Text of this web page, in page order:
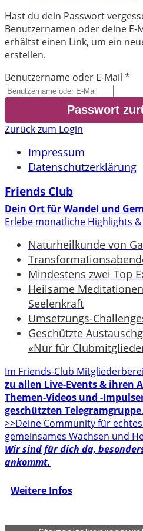
Hast du dein Passwort
Benutzernamen oder deine E-
erhältst einen Link, um ein
erstellen.
Benutzername oder E-Mail *
Zurück zum Login
Impressum
Datenschutzerklärung
Friends Club
Dein Ort für Wandel und
Erlebe monatliche Highlights
Naturheilkunde von
Mindestens zwei Top
Heilsame
Seelenkraft
Umsetzungs-
Geschützte
«Nur für
Im Friends-Club
zu allen Live-Events & ihren
Themen-Videos und -
geschützten Telegramgruppe.
>>Deine Community für
gemeinsames Wachsen und
Wir sind für dich da,
ankommt.
Weitere Infos